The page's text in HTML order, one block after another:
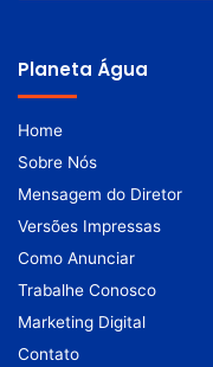
Planeta Água
Home
Sobre Nós
Mensagem do Diretor
Versões Impressas
Como Anunciar
Trabalhe Conosco
Marketing Digital
Contato